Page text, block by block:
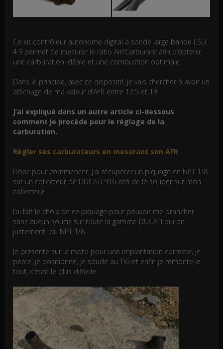
Ce kit contrôleur autonome digital à sonde large bande LSU
4.9 permet de mesurer le ratio Air/Carburant afin d’obtenir
une carburation idéale et une combustion optimale.
Dans le principe, avec ce dispositif, je vais chercher à avoir un
affichage de ma valeur d’AFR entre 12,5 et 13.
J’ai expliqué dans un autre article ci-dessous
comment je procède pour le réglage de la
carburation.
Régler ses carburateurs en mesurant son AFR
Donc pour commencer, j’ai récupérer un piquage en NPT 1/8
sur un collecteur de DUCATI 916 afin de le souder sur mon
collecteur.
J’ai fait le choix de ce piquage pour pouvoir me brancher
sans aucun soucis sur toute la gamme DUCATI qui on
justement du NPT 1/8.
Je présente sur la moto pour une implantation correcte, je
perce, je positionne, je soude au TIG et enfin je remonte le
tout, c’était le plus difficile